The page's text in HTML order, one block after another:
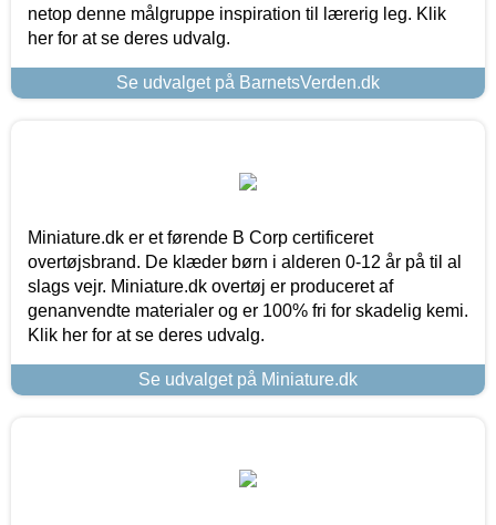
netop denne målgruppe inspiration til lærerig leg. Klik
her for at se deres udvalg.
Se udvalget på BarnetsVerden.dk
Miniature.dk er et førende B Corp certificeret
overtøjsbrand. De klæder børn i alderen 0-12 år på til al
slags vejr. Miniature.dk overtøj er produceret af
genanvendte materialer og er 100% fri for skadelig kemi.
Klik her for at se deres udvalg.
Se udvalget på Miniature.dk